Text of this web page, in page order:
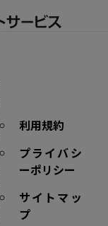
利用規約
プライバシ
ーポリシー
サイトマッ
プ